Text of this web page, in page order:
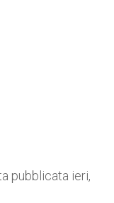
pubblicata ieri,